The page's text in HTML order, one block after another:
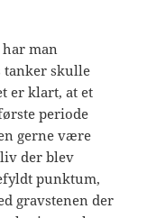
man
tanker skulle
er klart, at et
periode
gerne være
der blev
punktum,
gravstenen der